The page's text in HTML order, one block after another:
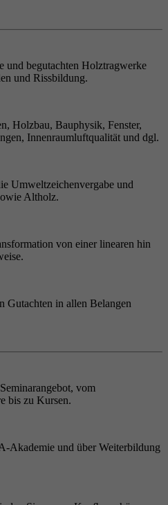
und begutachten Holztragwerke
und Rissbildung.
Holzbau, Bauphysik, Fenster,
Innenraumluftqualität und dgl.
Umweltzeichenvergabe und
Altholz.
von einer linearen hin
Gutachten in allen Belangen
vom
bis zu Kursen.
Akademie und über Weiterbildung